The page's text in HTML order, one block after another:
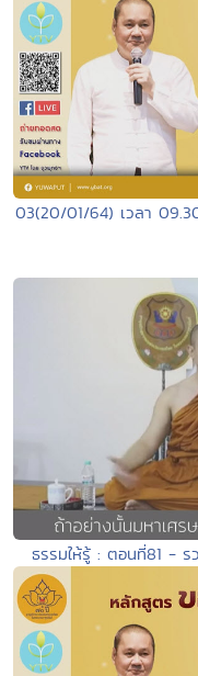
03(20/01/64) เวลา
ธรรมให้รู้ : ตอนที่81 -